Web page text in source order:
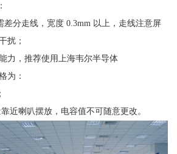
差分走线，宽度 0.3mm 以上，走线注意屏
扰；
力，推荐使用上海韦尔半导体
为：
近喇叭摆放，电容值不可随意更改。